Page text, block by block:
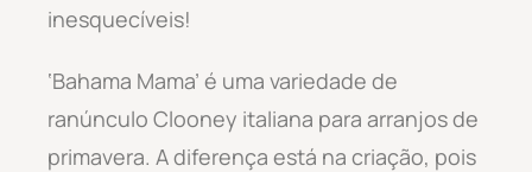
inesquecíveis!
‘Bahama Mama’ é uma variedade de
ranúnculo Clooney italiana para arranjos de
primavera. A diferença está na criação, pois